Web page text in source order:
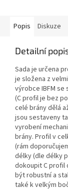
Popis Diskuze
Detailní
Sada je určena
je složena z
výrobce IBFM
(C profil je bez
celé brány dělá
jsou sestaveny
vyrobení
brány. Profil v
(rám
délky (dle délky
dokoupit C profil
být robustní a
také k velkým